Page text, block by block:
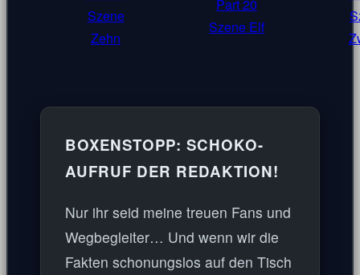
BOXENSTOPP: SCHOKO-
AUFRUF DER REDAKTION!
Nur ihr seid meine treuen Fans und
Wegbegleiter… Und wenn wir die
Fakten schonungslos auf den Tisch